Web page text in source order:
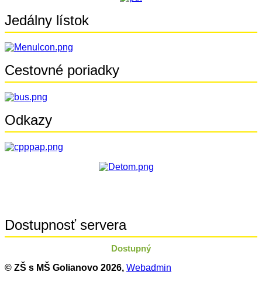
Jedálny lístok
Cestovné poriadky
Odkazy
Dostupnosť servera
Dostupný
© ZŠ s MŠ Golianovo 2026, Webadmin